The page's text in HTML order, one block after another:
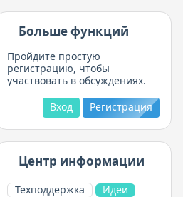
Больше функций
Пройдите простую
регистрацию, чтобы
участвовать в обсуждениях.
Регистрация
Вход
Центр информации
Техподдержка
Идеи